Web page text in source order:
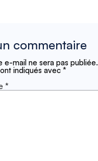
commentaire
e-mail ne sera pas publiée.
indiqués avec *
*